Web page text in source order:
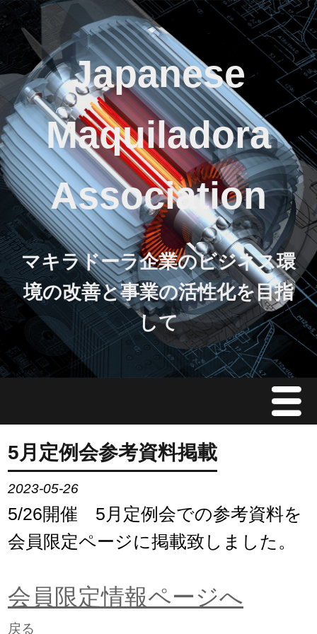
Japanese
Maquiladora
Association
マキラドーラ企業のビジネス環
境の改善と事業の活性化を目指
して
Menu
JMAについて
会員情報
イベント案内
会員限定情報
5月定例会参考資料掲載
2023-05-26
5/26開催 5月定例会での参考資料を
会員限定ページに掲載致しました。
会員限定情報ページへ
戻る